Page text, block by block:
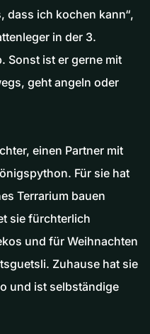
dass ich kochen kann“,
in der 3.
Sonst ist er gerne mit
geht angeln oder
einen Partner mit
Für sie hat
Terrarium bauen
sie fürchterlich
und für Weihnachten
Zuhause hat sie
und ist selbständige